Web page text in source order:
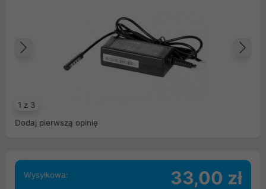
1 z 3
Poprzedni
Dodaj pierwszą opinię
Wysyłkowa: 33,00 zł